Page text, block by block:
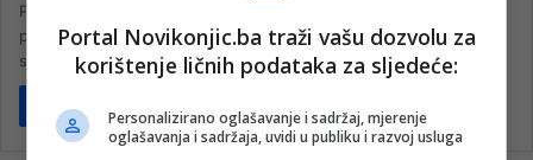
Prva osnovna škola Konjic obilježila je svečano Dan škole u
prepunoj kino sali Narodnog univerziteta. Vrlo interesantan detalj
sa priredbe…
Pročitaj više
Portal Novikonjic.ba traži vašu dozvolu za
korištenje ličnih podataka za sljedeće:
Personalizirano oglašavanje i sadržaj, mjerenje
oglašavanja i sadržaja, uvidi u publiku i razvoj usluga